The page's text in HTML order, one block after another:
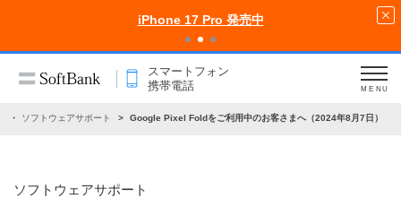
iPhone 17 Pro 発売中
スマートフォン
携帯電話
MENU
ソフトウェアサポート Google Pixel Foldをご利用中のお客さまへ（2024年8月7日）
ソフトウェアサポート